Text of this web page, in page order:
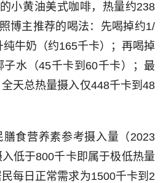
小黄油美式咖啡，热量约238
博主推荐的喝法：先喝掉约1/
牛奶（约165千卡）；再喝掉
子水（45千卡到60千卡）；最
天总热量摄入仅448千卡到48
食营养素参考摄入量（2023
低于800千卡即属于极低热量
每日正常需求为1500千卡到2